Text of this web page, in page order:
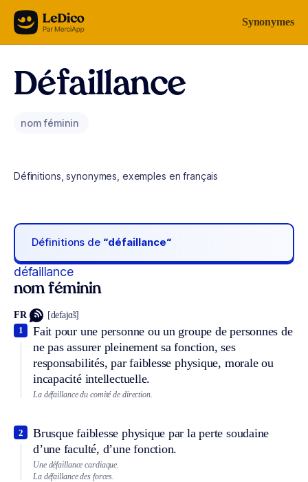
Aller au contenu Synonymes
Défaillance
nom féminin
Définitions, synonymes, exemples en français
Définitions de “défaillance“
défaillance
nom féminin
FR [defajɑ̃s]
Fait pour une personne ou un groupe de personnes de
ne pas assurer pleinement sa fonction, ses
responsabilités, par faiblesse physique, morale ou
incapacité intellectuelle.
1
La défaillance du comité de direction.
Brusque faiblesse physique par la perte soudaine
d’une faculté, d’une fonction.
2
Une défaillance cardiaque.
La défaillance des forces.